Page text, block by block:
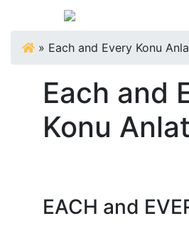
» Each and Every Konu
Each and
Konu
EACH and